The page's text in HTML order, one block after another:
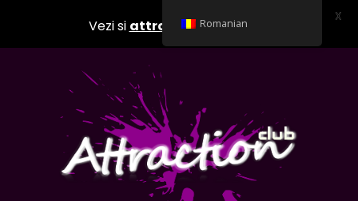
Vezi si attractionclub.ro
X
Romanian